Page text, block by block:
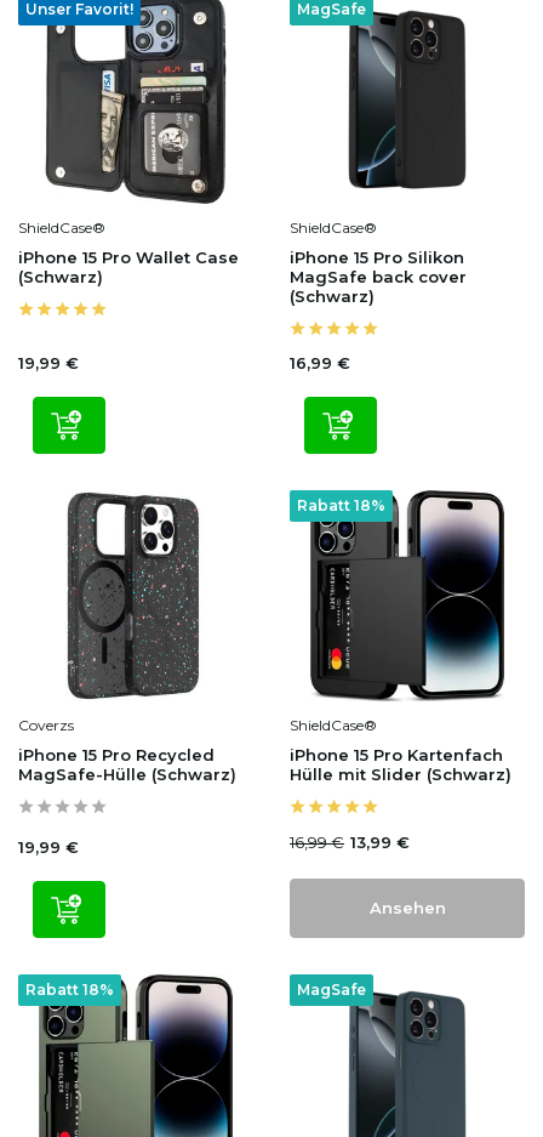
Unser Favorit!
ShieldCase®
iPhone 15 Pro Wallet Case
(Schwarz)
19,99 €
MagSafe
ShieldCase®
iPhone 15 Pro Silikon
MagSafe back cover
(Schwarz)
16,99 €
Coverzs
iPhone 15 Pro Recycled
MagSafe-Hülle (Schwarz)
19,99 €
Rabatt 18%
ShieldCase®
iPhone 15 Pro Kartenfach
Hülle mit Slider (Schwarz)
16,99 € 13,99 €
Ansehen
Rabatt 18% MagSafe